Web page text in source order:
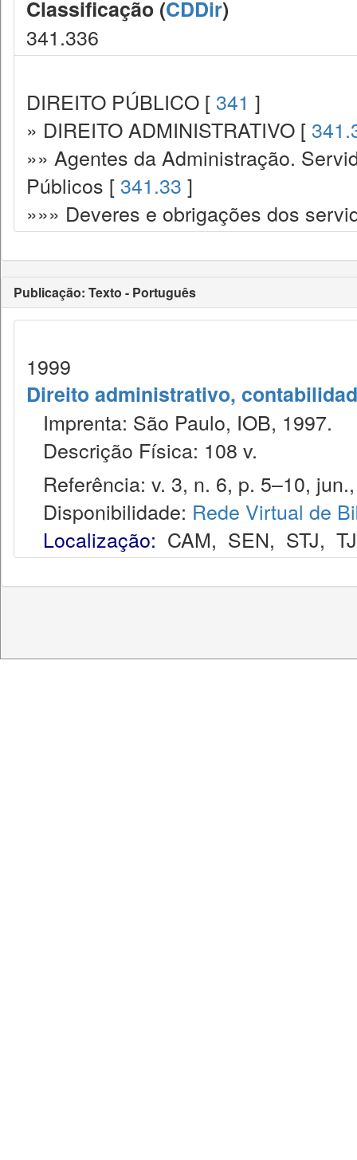
Classificação (CDDir)
341.336
DIREITO PÚBLICO [ 341 ]
» DIREITO ADMINISTRATIVO [
»» Agentes da Administração.
Públicos [ 341.33 ]
»»» Deveres e obrigações dos
Publicação: Texto - Português
1999
Direito administrativo,
Imprenta: São Paulo, IOB, 1997.
Descrição Física: 108 v.
Referência: v. 3, n. 6, p. 5–10,
Disponibilidade: Rede Virtual de
Localização: CAM, SEN, STJ,